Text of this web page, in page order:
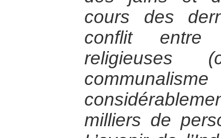
cours des
conflit entre
religieuses
milliers de